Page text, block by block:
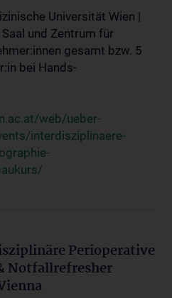
Universität Wien |
und Zentrum für
gesamt bzw. 5
bei Hands-
web/ueber-
interdisziplinaere-
Perioperative
Notfallrefresher